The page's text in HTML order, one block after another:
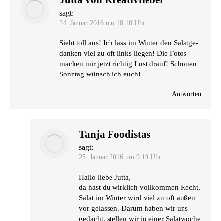
sagt:
24. Januar 2016 um 18:10 Uhr
Sieht toll aus! Ich lass im Win­ter den Salat­ge­
dan­ken viel zu oft links lie­gen! Die Fotos
machen mir jetzt rich­tig Lust drauf! Schö­nen
Sonn­tag wünsch ich euch!
Antworten
Tanja Foodistas
sagt:
25. Januar 2016 um 9:19 Uhr
Hal­lo lie­be Jutta,
da hast du wirk­lich voll­kom­men Recht,
Salat im Win­ter wird viel zu oft außen
vor gelas­sen. Dar­um haben wir uns
gedacht, stel­len wir in einer Salat­wo­che